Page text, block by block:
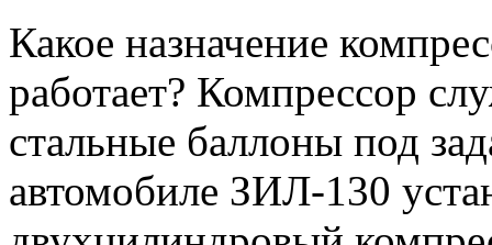
Какое назначение
работает? Компрессор
стальные баллоны под
автомобиле ЗИЛ-130